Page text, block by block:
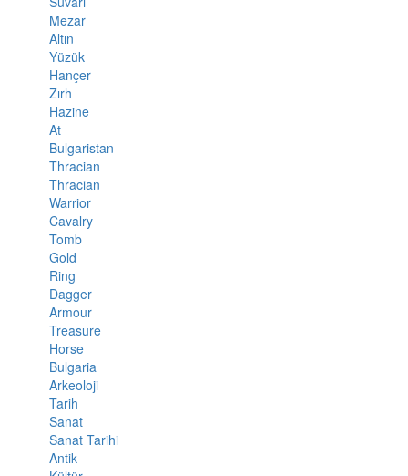
Mezar
Altın
Yüzük
Hançer
Zırh
Hazine
At
Bulgaristan
Thracian
Thracian
Warrior
Cavalry
Tomb
Gold
Ring
Dagger
Armour
Treasure
Horse
Bulgaria
Arkeoloji
Tarih
Sanat
Sanat Tarihi
Antik